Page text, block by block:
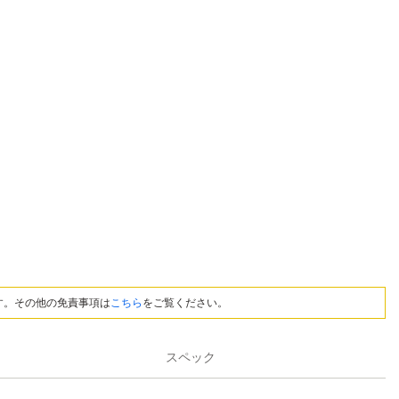
その他の免責事項はこちら をご覧ください。
スペック